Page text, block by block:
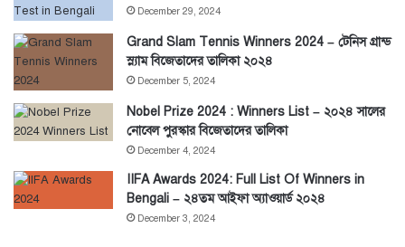
December 29, 2024
Grand Slam Tennis Winners 2024 – টেনিস গ্রান্ড
স্ল্যাম বিজেতাদের তালিকা ২০২৪
December 5, 2024
Nobel Prize 2024 : Winners List – ২০২৪ সালের
নোবেল পুরস্কার বিজেতাদের তালিকা
December 4, 2024
IIFA Awards 2024: Full List Of Winners in
Bengali – ২৪তম আইফা অ্যাওয়ার্ড ২০২৪
December 3, 2024